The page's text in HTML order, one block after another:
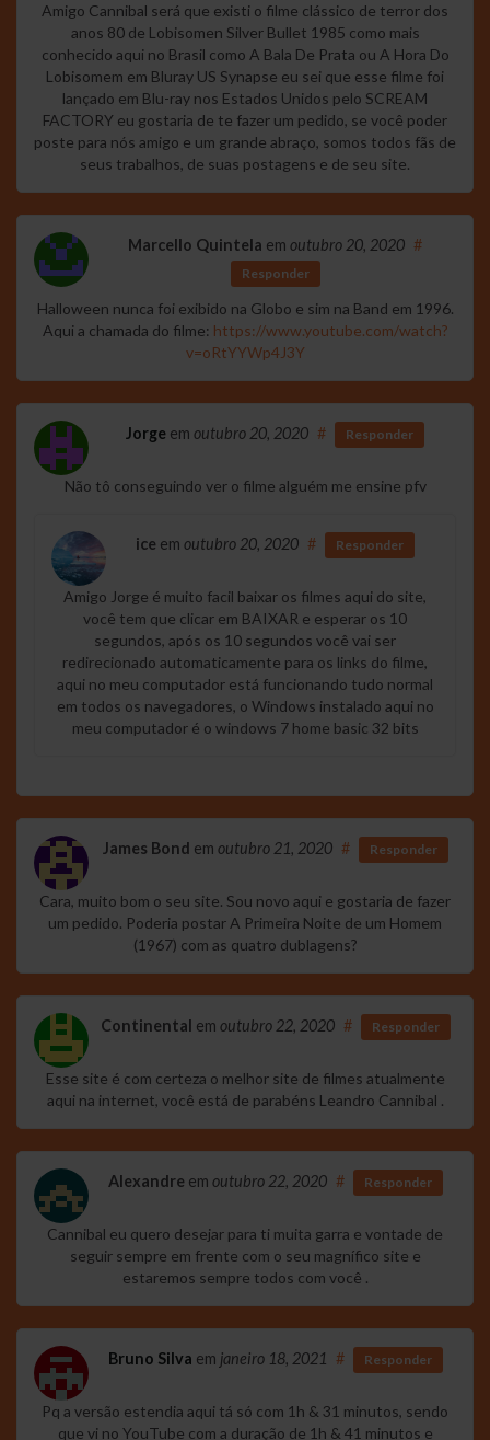
Amigo Cannibal será que existi o filme clássico de terror dos
anos 80 de Lobisomen Silver Bullet 1985 como mais
conhecido aqui no Brasil como A Bala De Prata ou A Hora Do
Lobisomem em Bluray US Synapse eu sei que esse filme foi
lançado em Blu-ray nos Estados Unidos pelo SCREAM
FACTORY eu gostaria de te fazer um pedido, se você poder
poste para nós amigo e um grande abraço, somos todos fãs de
seus trabalhos, de suas postagens e de seu site.
Marcello Quintela em outubro 20, 2020 #
Responder
Halloween nunca foi exibido na Globo e sim na Band em 1996.
Aqui a chamada do filme: https://www.youtube.com/watch?
v=oRtYYWp4J3Y
Jorge em outubro 20, 2020 # Responder
Não tô conseguindo ver o filme alguém me ensine pfv
ice em outubro 20, 2020 # Responder
Amigo Jorge é muito facil baixar os filmes aqui do site,
você tem que clicar em BAIXAR e esperar os 10
segundos, após os 10 segundos você vai ser
redirecionado automaticamente para os links do filme,
aqui no meu computador está funcionando tudo normal
em todos os navegadores, o Windows instalado aqui no
meu computador é o windows 7 home basic 32 bits
James Bond em outubro 21, 2020 # Responder
Cara, muito bom o seu site. Sou novo aqui e gostaria de fazer
um pedido. Poderia postar A Primeira Noite de um Homem
(1967) com as quatro dublagens?
Continental em outubro 22, 2020 # Responder
Esse site é com certeza o melhor site de filmes atualmente
aqui na internet, você está de parabéns Leandro Cannibal .
Alexandre em outubro 22, 2020 # Responder
Cannibal eu quero desejar para ti muita garra e vontade de
seguir sempre em frente com o seu magnífico site e
estaremos sempre todos com você .
Bruno Silva em janeiro 18, 2021 # Responder
Pq a versão estendia aqui tá só com 1h & 31 minutos, sendo
que vi no YouTube com a duração de 1h & 41 minutos e